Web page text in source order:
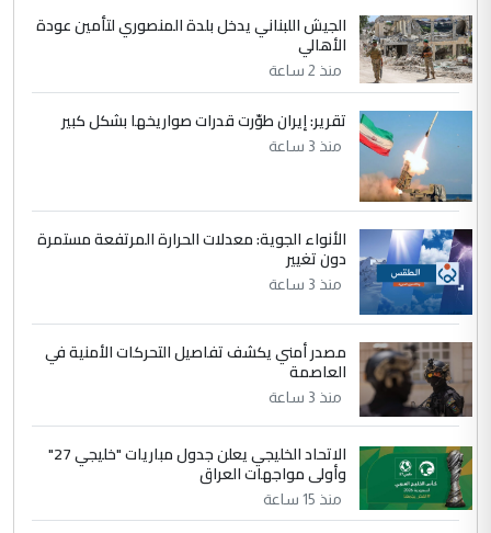
الموضوع :
الجواهري يرد على صدام حسين سل
مضجعيك يابن الزنا (نص كامل)
التعليق : تحياتي لك استاذ حامدتركان. كلام
دقيق ومسؤول؛ فالاستثمار الحقيقي للإنسان
وثروات البلد يعتمد على الكفاءة ...
الموضوع :
بين الإهمال واغتصاب الأرض.. بلاد
الرافدين تعاني الجفاف والتصحر!!
الجيش اللبناني يدخل بلدة المنصوري لتأمين عودة
الأهالي
منذ 2 ساعة
تقرير: إيران طوّرت قدرات صواريخها بشكل كبير
منذ 3 ساعة
الأنواء الجوية: معدلات الحرارة المرتفعة مستمرة
دون تغيير
منذ 3 ساعة
مصدر أمني يكشف تفاصيل التحركات الأمنية في
العاصمة
منذ 3 ساعة
الاتحاد الخليجي يعلن جدول مباريات "خليجي 27"
وأولى مواجهات العراق
منذ 15 ساعة